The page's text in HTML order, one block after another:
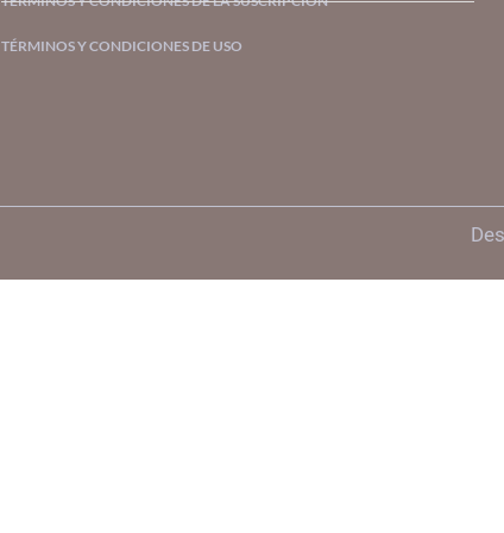
TÉRMINOS Y CONDICIONES DE USO